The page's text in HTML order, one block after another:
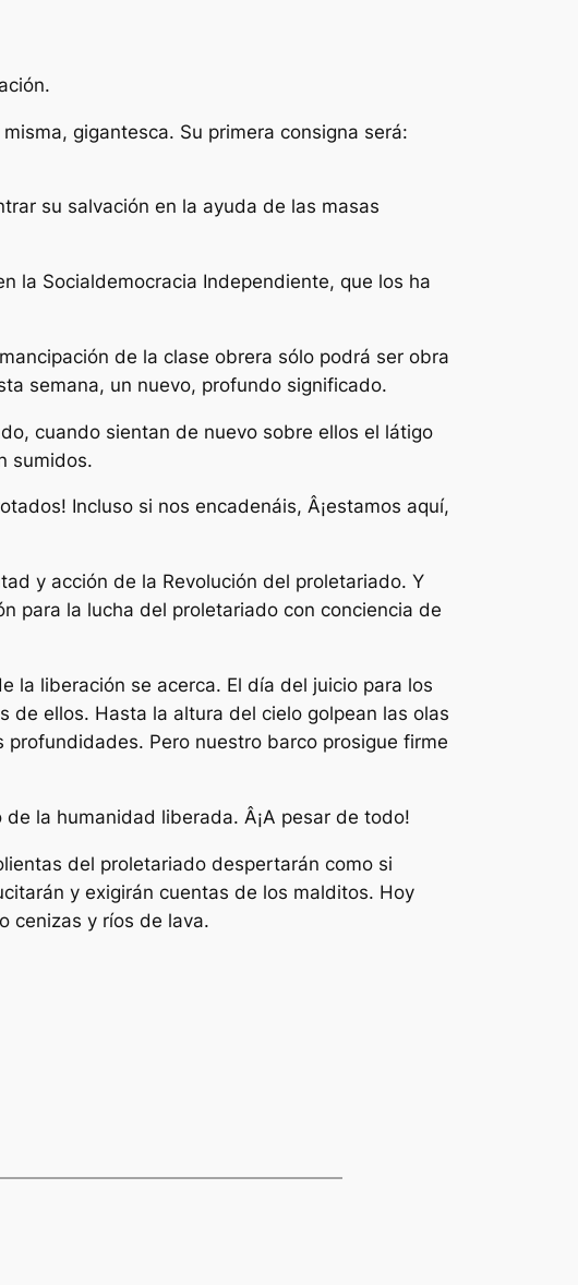
gigantesca. Su primera consigna será:
su salvación en la ayuda de las masas
la Socialdemocracia Independiente, que los ha
de la clase obrera sólo podrá ser obra
semana, un nuevo, profundo significado.
cuando sientan de nuevo sobre ellos el látigo
sumidos.
Incluso si nos encadenáis, Â¡estamos aquí,
y acción de la Revolución del proletariado. Y
para la lucha del proletariado con conciencia de
la liberación se acerca. El día del juicio para los
ellos. Hasta la altura del cielo golpean las olas
Pero nuestro barco prosigue firme
la humanidad liberada. Â¡A pesar de todo!
del proletariado despertarán como si
y exigirán cuentas de los malditos. Hoy
cenizas y ríos de lava.